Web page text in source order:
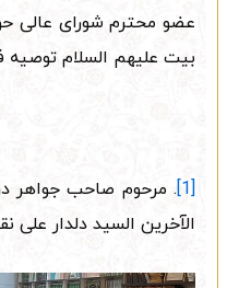
عضو محترم شورای عالی
بیت علیهم السلام توصیه
[1]
. مرحوم صاحب جواهر
الآخرین السید دلدار علی